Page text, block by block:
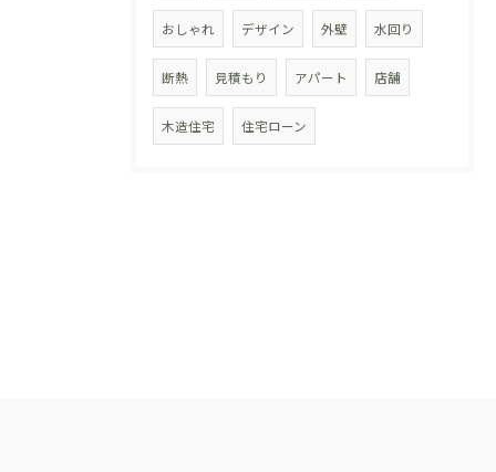
おしゃれ デザイン 外壁 水回り
断熱 見積もり アパート 店舗
木造住宅 住宅ローン